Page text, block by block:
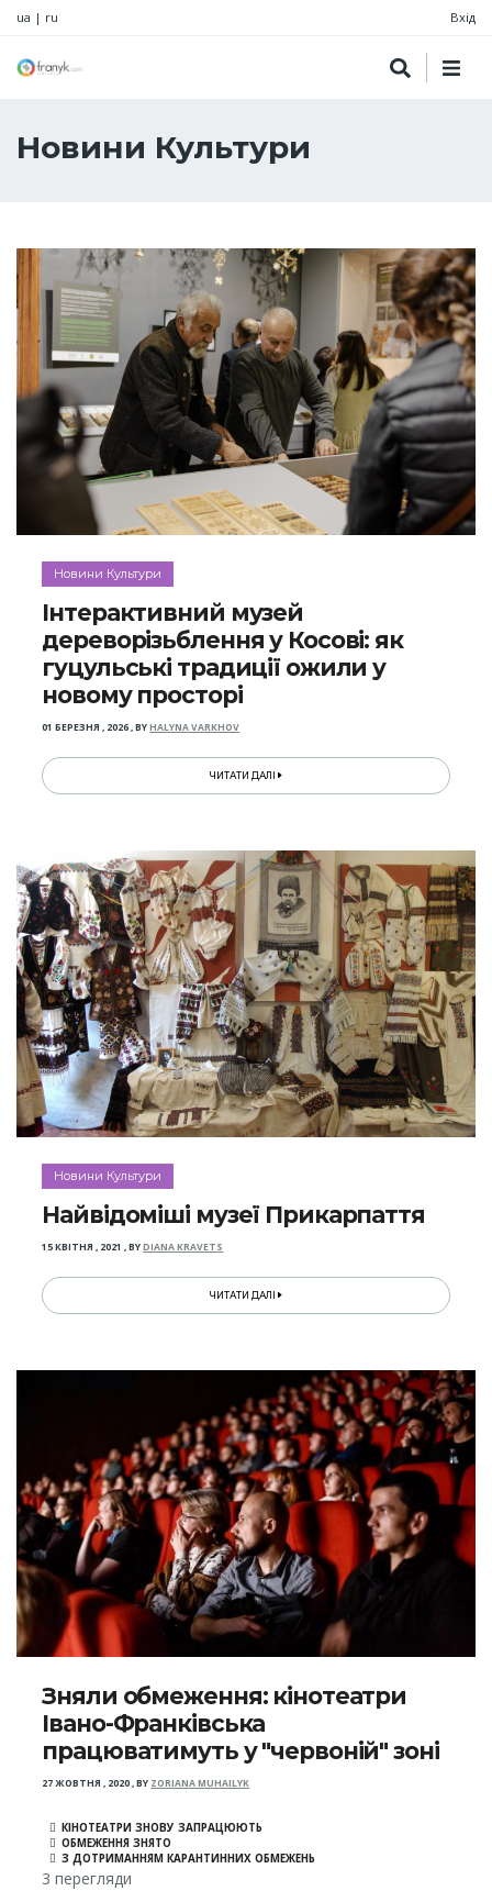
ua | ru Вхід
Новини Культури
Новини Культури
Інтерактивний музей
дереворізьблення у Косові: як
гуцульські традиції ожили у
новому просторі
01 БЕРЕЗНЯ , 2026,BYHALYNA VARKHOV
ЧИТАТИ ДАЛІ
Новини Культури
Найвідоміші музеї Прикарпаття
15 КВІТНЯ , 2021 ,BYDIANA KRAVETS
ЧИТАТИ ДАЛІ
Зняли обмеження: кінотеатри
Івано-Франківська
працюватимуть у "червоній" зоні
27 ЖОВТНЯ , 2020,BY ZORIANA MUHAILYK
КІНОТЕАТРИ ЗНОВУ ЗАПРАЦЮЮТЬ
ОБМЕЖЕННЯ ЗНЯТО
З ДОТРИМАННЯМ КАРАНТИННИХ ОБМЕЖЕНЬ
3 перегляди